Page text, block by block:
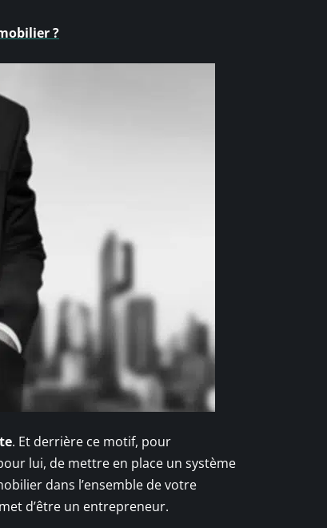
?
. Et derrière ce motif, pour
lui, de mettre en place un système
dans l’ensemble de votre
d’être un entrepreneur.